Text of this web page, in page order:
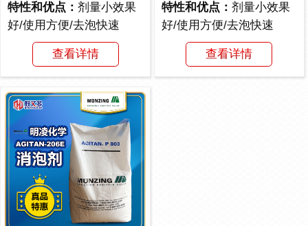
特性和优点：剂量小效果
好/使用方便/去泡快速
查看详情
特性和优点： 剂量小效果
好/使用方便/去泡快速
查看详情